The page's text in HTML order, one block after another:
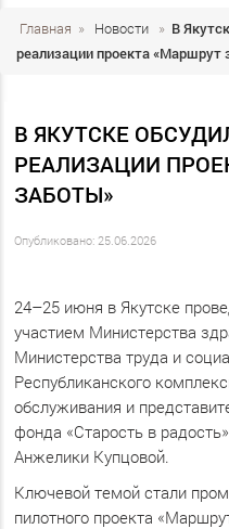
Главная » Новости » В
реализации проекта «Маршрут
В ЯКУТСКЕ
РЕАЛИЗАЦИИ
ЗАБОТЫ»
Опубликовано: 25.06.2026
24–25 июня в Якутске
участием Министерства
Министерства труда и
Республиканского
обслуживания и
фонда «Старость в
Анжелики Купцовой.
Ключевой темой стали
пилотного проекта